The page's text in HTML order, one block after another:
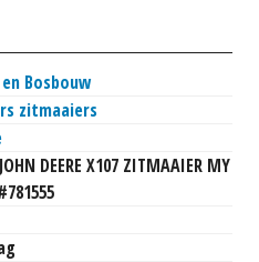
Bosbouw
zitmaaiers
DEERE X107 ZITMAAIER MY